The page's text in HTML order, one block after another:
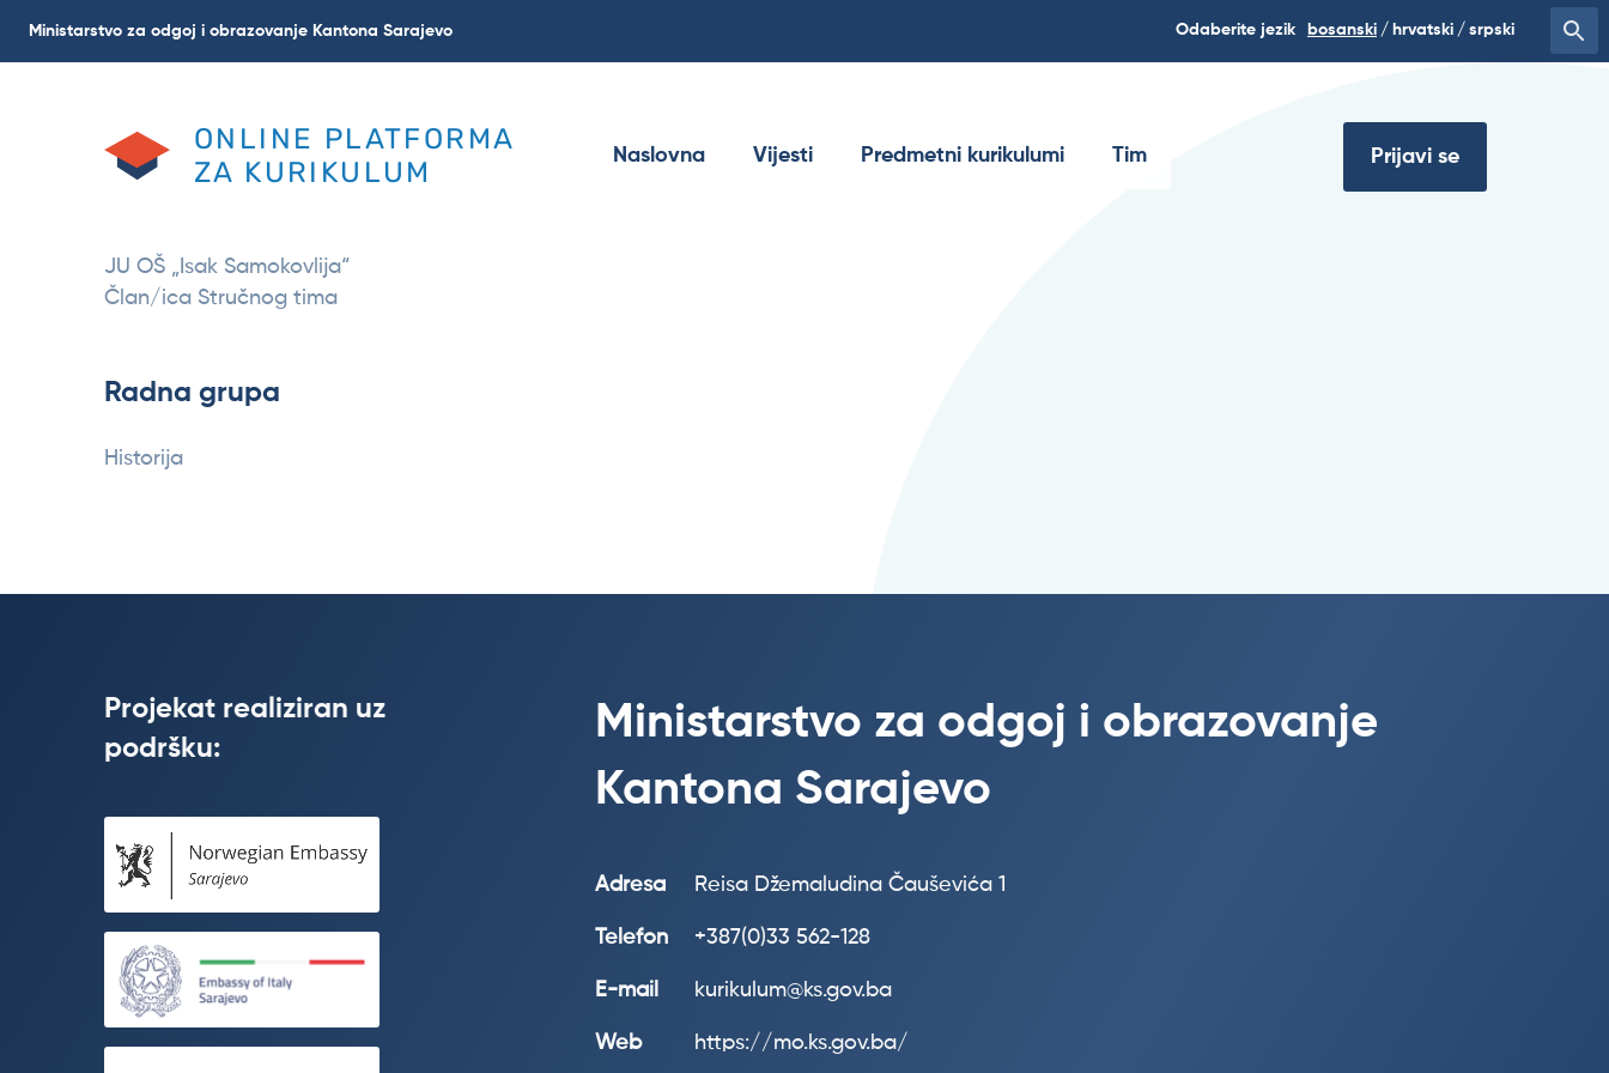
Ministarstvo za odgoj i obrazovanje Kantona Sarajevo Odaberite jezik bosanski hrvatski srpski
ONLINE PLATFORMA
ZA KURIKULUM
Naslovna Vijesti Predmetni kurikulumi Tim Prijavi se
JU OŠ „Isak Samokovlija“
Član/ica Stručnog tima
Radna grupa
Historija
Projekat realiziran uz
podršku:
Ministarstvo za odgoj i obrazovanje
Kantona Sarajevo
Adresa Reisa Džemaludina Čauševića 1
Telefon +387(0)33 562-128
E-mail kurikulum@ks.gov.ba
Web https://mo.ks.gov.ba/